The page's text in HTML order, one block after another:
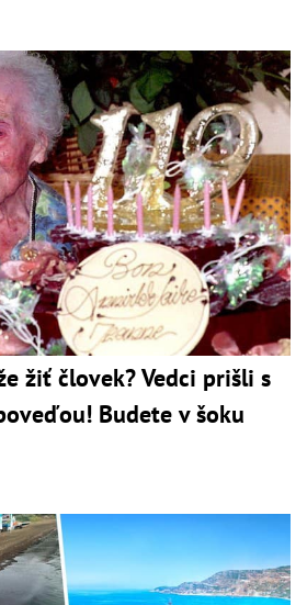
žiť človek? Vedci prišli s
Budete v šoku